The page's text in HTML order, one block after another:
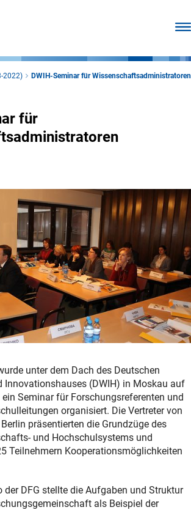
2022) DWIH-Seminar für Wissenschaftsadministratoren
für
unter dem Dach des Deutschen
Innovationshauses (DWIH) in Moskau auf
Seminar für Forschungsreferenten und
organisiert. Die Vertreter von
Berlin präsentierten die Grundzüge des
und Hochschulsystems und
Teilnehmern Kooperationsmöglichkeiten
der DFG stellte die Aufgaben und Struktur
als Beispiel der